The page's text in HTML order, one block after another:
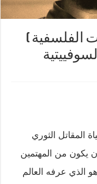
الفلسفية )
المقاتل الثوري
يكون من المهتمين
الذي عرفه العالم